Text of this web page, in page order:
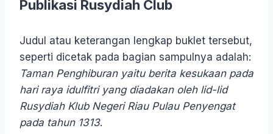
Publikasi Rusydiah Club
Judul atau keterangan lengkap buklet tersebut,
seperti dicetak pada bagian sampulnya adalah:
Taman Penghiburan yaitu berita kesukaan pada
hari raya idulfitri yang diadakan oleh lid-lid
Rusydiah Klub Negeri Riau Pulau Penyengat
pada tahun 1313.